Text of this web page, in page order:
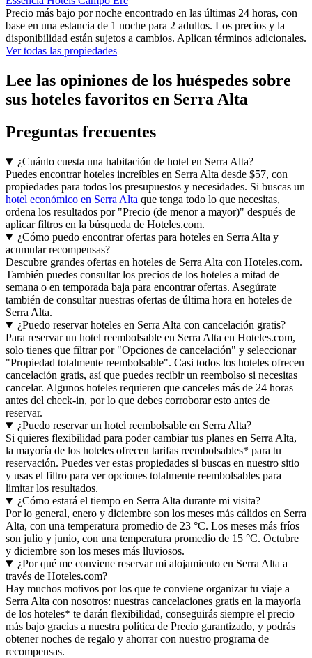
Precio más bajo por noche encontrado en las últimas 24 horas, con
base en una estancia de 1 noche para 2 adultos. Los precios y la
disponibilidad están sujetos a cambios. Aplican términos adicionales.
Ver todas las propiedades
Lee las opiniones de los huéspedes sobre
sus hoteles favoritos en Serra Alta
Preguntas frecuentes
¿Cuánto cuesta una habitación de hotel en Serra Alta?
Puedes encontrar hoteles increíbles en Serra Alta desde $57, con
propiedades para todos los presupuestos y necesidades. Si buscas un
hotel económico en Serra Alta que tenga todo lo que necesitas,
ordena los resultados por "Precio (de menor a mayor)" después de
aplicar filtros en la búsqueda de Hoteles.com.
¿Cómo puedo encontrar ofertas para hoteles en Serra Alta y
acumular recompensas?
Descubre grandes ofertas en hoteles de Serra Alta con Hoteles.com.
También puedes consultar los precios de los hoteles a mitad de
semana o en temporada baja para encontrar ofertas. Asegúrate
también de consultar nuestras ofertas de última hora en hoteles de
Serra Alta.
¿Puedo reservar hoteles en Serra Alta con cancelación gratis?
Para reservar un hotel reembolsable en Serra Alta en Hoteles.com,
solo tienes que filtrar por "Opciones de cancelación" y seleccionar
"Propiedad totalmente reembolsable". Casi todos los hoteles ofrecen
cancelación gratis, así que puedes recibir un reembolso si necesitas
cancelar. Algunos hoteles requieren que canceles más de 24 horas
antes del check-in, por lo que debes corroborar esto antes de
reservar.
¿Puedo reservar un hotel reembolsable en Serra Alta?
Si quieres flexibilidad para poder cambiar tus planes en Serra Alta,
la mayoría de los hoteles ofrecen tarifas reembolsables* para tu
reservación. Puedes ver estas propiedades si buscas en nuestro sitio
y usas el filtro para ver opciones totalmente reembolsables para
limitar los resultados.
¿Cómo estará el tiempo en Serra Alta durante mi visita?
Por lo general, enero y diciembre son los meses más cálidos en Serra
Alta, con una temperatura promedio de 23 °C. Los meses más fríos
son julio y junio, con una temperatura promedio de 15 °C. Octubre
y diciembre son los meses más lluviosos.
¿Por qué me conviene reservar mi alojamiento en Serra Alta a
través de Hoteles.com?
Hay muchos motivos por los que te conviene organizar tu viaje a
Serra Alta con nosotros: nuestras cancelaciones gratis en la mayoría
de los hoteles* te darán flexibilidad, conseguirás siempre el precio
más bajo gracias a nuestra política de Precio garantizado, y podrás
obtener noches de regalo y ahorrar con nuestro programa de
recompensas.